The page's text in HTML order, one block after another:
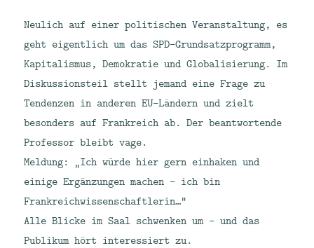
Neulich auf einer politischen Veranstaltung, es
geht eigentlich um das SPD-Grundsatzprogramm,
Kapitalismus, Demokratie und Globalisierung. Im
Diskussionsteil stellt jemand eine Frage zu
Tendenzen in anderen EU-Ländern und zielt
besonders auf Frankreich ab. Der beantwortende
Professor bleibt vage.
Meldung: „Ich würde hier gern einhaken und
einige Ergänzungen machen – ich bin
Frankreichwissenschaftlerin…“
Alle Blicke im Saal schwenken um – und das
Publikum hört interessiert zu.